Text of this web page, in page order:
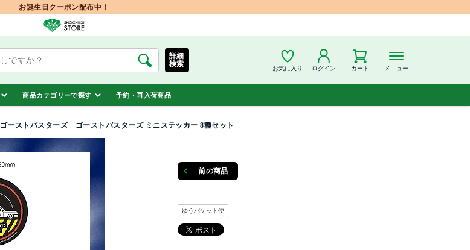
お誕生日クーポン配布中！
お気に入り ログイン カート メニュー
詳細
検索
商品カテゴリーで探す 予約・再入荷商品
ゴーストバスターズ ゴーストバスターズ ミニステッカー 8種セット
前の商品
ゆうパケット便